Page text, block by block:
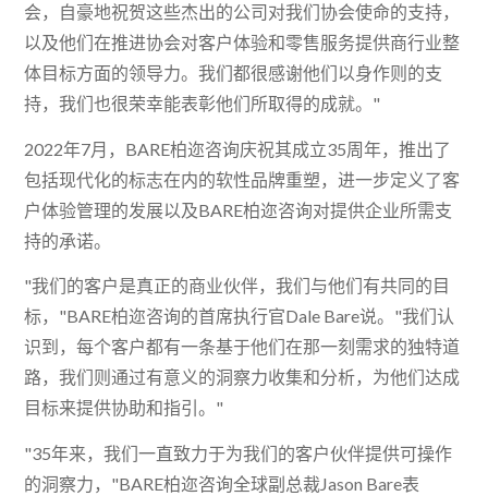
会，自豪地祝贺这些杰出的公司对我们协会使命的支持，
以及他们在推进协会对客户体验和零售服务提供商行业整
体目标方面的领导力。我们都很感谢他们以身作则的支
持，我们也很荣幸能表彰他们所取得的成就。"
2022年7月，BARE柏迩咨询庆祝其成立35周年，推出了
包括现代化的标志在内的软性品牌重塑，进一步定义了客
户体验管理的发展以及BARE柏迩咨询对提供企业所需支
持的承诺。
"我们的客户是真正的商业伙伴，我们与他们有共同的目
标，"BARE柏迩咨询的首席执行官Dale Bare说。"我们认
识到，每个客户都有一条基于他们在那一刻需求的独特道
路，我们则通过有意义的洞察力收集和分析，为他们达成
目标来提供协助和指引。"
"35年来，我们一直致力于为我们的客户伙伴提供可操作
的洞察力，"BARE柏迩咨询全球副总裁Jason Bare表